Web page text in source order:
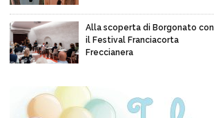
Alla scoperta di Borgonato con
il Festival Franciacorta
Freccianera